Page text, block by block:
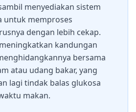
menyediakan sistem
untuk memproses
dengan lebih cekap.
kandungan
bersama
atau udang bakar, yang
lagi tindak balas glukosa
makan.